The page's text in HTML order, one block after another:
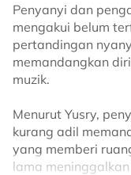
Penyanyi dan
mengakui belum
pertandingan
memandangkan
muzik.
Menurut Yusry,
kurang adil
yang memberi
lama